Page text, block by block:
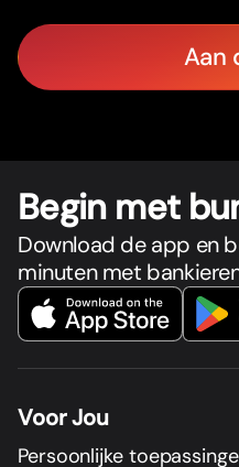
Aan
Begin met
Download de app en
minuten met
Voor Jou
Persoonlijke